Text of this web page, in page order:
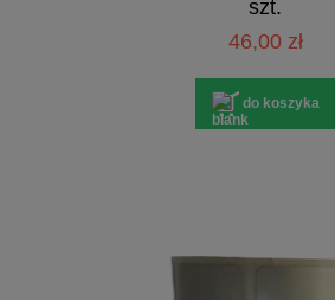
szt.
46,00 zł
do koszyka